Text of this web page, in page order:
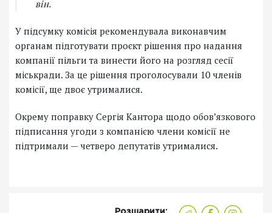
він.
У підсумку комісія рекомендувала виконавчим
органам підготувати проєкт рішення про надання
компанії пільги та винести його на розгляд сесії
міськради. За це рішення проголосували 10 членів
комісії, ще двоє утрималися.
Окрему поправку Сергія Кантора щодо обов’язкового
підписання угоди з компанією члени комісії не
підтримали — четверо депутатів утрималися.